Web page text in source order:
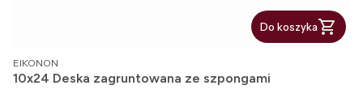
Do koszyka
PRODUCENT
EIKONON
10x24 Deska zagruntowana ze szpongami